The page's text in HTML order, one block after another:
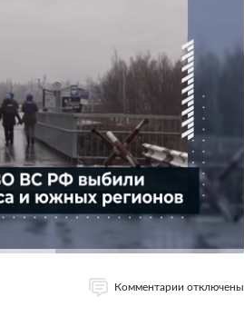
Комментарии отключены